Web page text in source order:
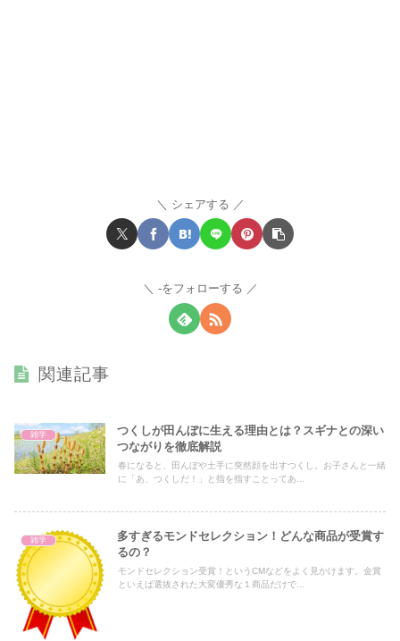
シェアする
-をフォローする
関連記事
雑学
つくしが田んぼに生える理由とは？スギナとの深い
つながりを徹底解説
春になると、田んぼや土手に突然顔を出すつくし。お子さんと一緒
に「あ、つくしだ！」と指を指すことってあ...
雑学
多すぎるモンドセレクション！どんな商品が受賞す
るの？
モンドセレクション受賞！というCMなどをよく見かけます。金賞
といえば選抜された大変優秀な１商品だけで...